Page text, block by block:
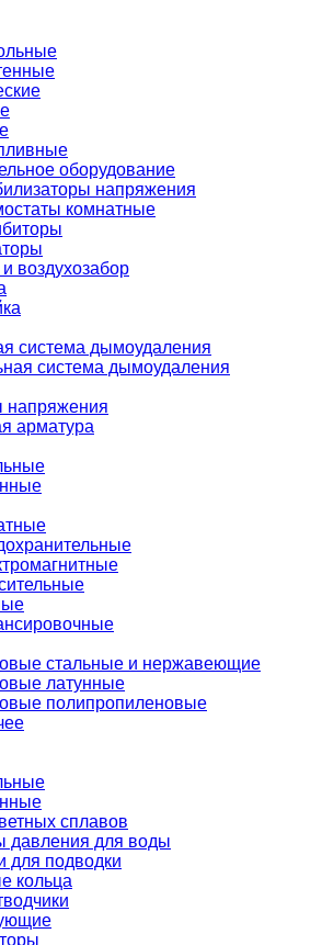
оборудование
напряжения
комнатные
воздухозабор
система дымоудаления
система дымоудаления
напряжения
арматура
стальные и нержавеющие
латунные
полипропиленовые
сплавов
давления для воды
для подводки
кольца